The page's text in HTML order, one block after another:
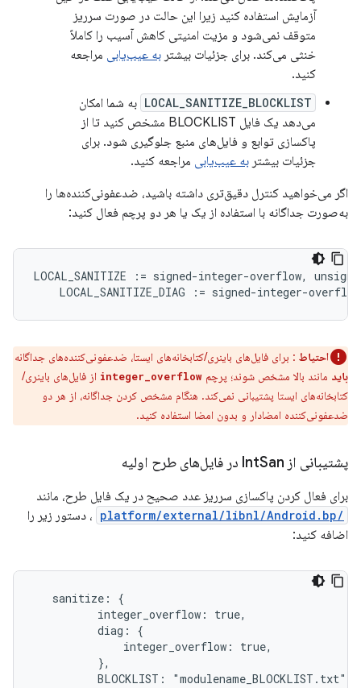
آزمایش استفاده کنید زیرا این حالت در صورت سرریز
متوقف نمی‌شود و مزیت امنیتی کاهش آسیب را کاملاً
خنثی می‌کند. برای جزئیات بیشتر به عیب‌یابی مراجعه
کنید.
LOCAL_SANITIZE_BLOCKLIST به شما امکان
می‌دهد یک فایل BLOCKLIST مشخص کنید تا از
پاکسازی توابع و فایل‌های منبع جلوگیری شود. برای
جزئیات بیشتر به عیب‌یابی مراجعه کنید.
اگر می‌خواهید کنترل دقیق‌تری داشته باشید، ضدعفونی‌کننده‌ها را
به‌صورت جداگانه با استفاده از یک یا هر دو پرچم فعال کنید:
LOCAL_SANITIZE := signed-integer-overflow,
LOCAL_SANITIZE_DIAG
:= signed-integer-overflow
احتیاط : برای فایل‌های باینری/کتابخانه‌های ایستا، ضدعفونی‌کننده‌های جداگانه
باید مانند بالا مشخص شوند؛ پرچم integer_overflow از فایل‌های باینری/
کتابخانه‌های ایستا پشتیبانی نمی‌کند. هنگام مشخص کردن جداگانه، از هر دو
ضدعفونی‌کننده امضادار و بدون امضا استفاده کنید.
پشتیبانی از Int San در فایل‌های طرح اولیه
برای فعال کردن پاکسازی سرریز عدد صحیح در یک فایل طرح، مانند
/platform/external/libnl/Android.bp
، دستور زیر را
اضافه کنید:
   sanitize: {
          integer_overflow: true,
          diag: {
              integer_overflow: true,
          },
          BLOCKLIST: "modulename_BLOCKLIST.txt",